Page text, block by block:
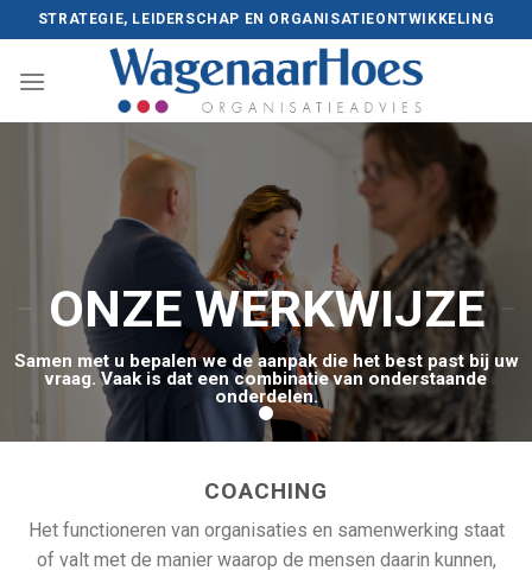
to
content
STRATEGIE, LEIDERSCHAP EN ORGANISATIEONTWIKKELING
ONZE WERKWIJZE
Samen met u bepalen we de aanpak die het best past bij uw
vraag. Vaak is dat een combinatie van onderstaande
onderdelen.
COACHING
Het functioneren van organisaties en samenwerking staat
of valt met de manier waarop de mensen daarin kunnen,